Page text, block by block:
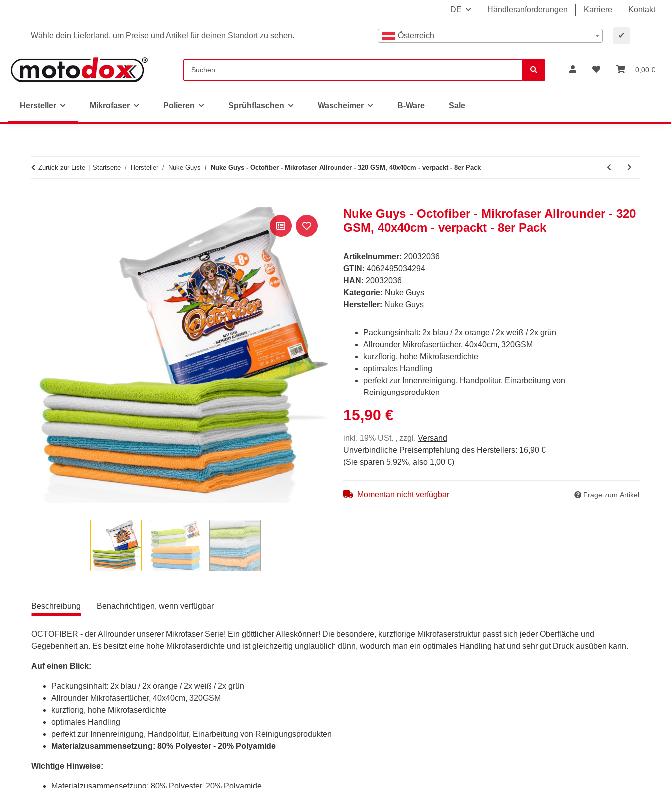
DE Händleranforderungen Karriere Kontakt
Wähle dein Lieferland, um Preise und Artikel für deinen Standort zu sehen. Österreich ✔
0,00 €
Hersteller Mikrofaser Polieren Sprühflaschen Wascheimer B-Ware Sale
Zurück zur Liste Startseite Hersteller Nuke Guys Nuke Guys - Octofiber - Mikrofaser Allrounder - 320 GSM, 40x40cm - verpackt - 8er Pack
Nuke Guys - Octofiber - Mikrofaser Allrounder - 320
GSM, 40x40cm - verpackt - 8er Pack
Artikelnummer: 20032036
GTIN: 4062495034294
HAN: 20032036
Kategorie: Nuke Guys
Hersteller: Nuke Guys
Packungsinhalt: 2x blau / 2x orange / 2x weiß / 2x grün
Allrounder Mikrofasertücher, 40x40cm, 320GSM
kurzflorig, hohe Mikrofaserdichte
optimales Handling
perfekt zur Innenreinigung, Handpolitur, Einarbeitung von
Reinigungsprodukten
15,90 €
inkl. 19% USt. , zzgl. Versand
Unverbindliche Preisempfehlung des Herstellers: 16,90 €
(Sie sparen 5.92%, also 1,00 €)
Momentan nicht verfügbar Frage zum Artikel
Beschreibung Benachrichtigen, wenn verfügbar
OCTOFIBER - der Allrounder unserer Mikrofaser Serie! Ein göttlicher Alleskönner! Die besondere, kurzflorige Mikrofaserstruktur passt sich jeder Oberfläche und
Gegebenheit an. Es besitzt eine hohe Mikrofaserdichte und ist gleichzeitig unglaublich dünn, wodurch man ein optimales Handling hat und sehr gut Druck ausüben kann.
Auf einen Blick:
Packungsinhalt: 2x blau / 2x orange / 2x weiß / 2x grün
Allrounder Mikrofasertücher, 40x40cm, 320GSM
kurzflorig, hohe Mikrofaserdichte
optimales Handling
perfekt zur Innenreinigung, Handpolitur, Einarbeitung von Reinigungsprodukten
Materialzusammensetzung: 80% Polyester - 20% Polyamide
Wichtige Hinweise:
Materialzusammensetzung: 80% Polyester, 20% Polyamide